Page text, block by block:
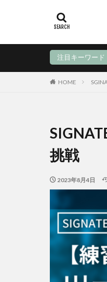
注目キーワード
HOME
挑戦
2023年8月4日